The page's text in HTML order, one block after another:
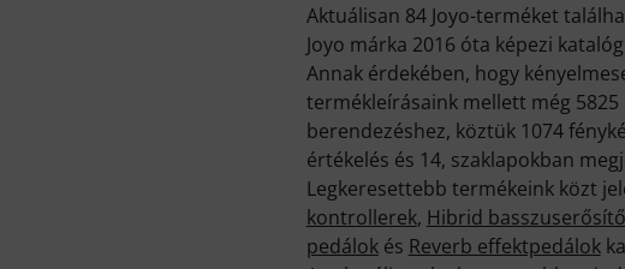
Aktuálisan 84 Joyo-terméket
Joyo márka 2016 óta képezi
Annak érdekében, hogy
termékleírásaink mellett még
berendezéshez, köztük 1074
értékelés és 14, szaklapokban
Legkeresettebb termékeink közt
kontrollerek, Hibrid
pedálokés Reverb effektpedálok